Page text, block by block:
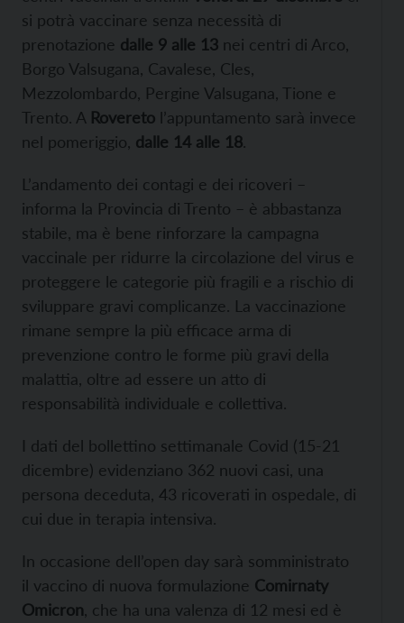
si potrà vaccinare senza necessità di
prenotazione dalle 9 alle 13 nei centri di Arco,
Borgo Valsugana, Cavalese, Cles,
Mezzolombardo, Pergine Valsugana, Tione e
Trento. A Rovereto l’appuntamento sarà invece
nel pomeriggio, dalle 14 alle 18.
L’andamento dei contagi e dei ricoveri –
informa la Provincia di Trento – è abbastanza
stabile, ma è bene rinforzare la campagna
vaccinale per ridurre la circolazione del virus e
proteggere le categorie più fragili e a rischio di
sviluppare gravi complicanze. La vaccinazione
rimane sempre la più efficace arma di
prevenzione contro le forme più gravi della
malattia, oltre ad essere un atto di
responsabilità individuale e collettiva.
I dati del bollettino settimanale Covid (15-21
dicembre) evidenziano 362 nuovi casi, una
persona deceduta, 43 ricoverati in ospedale, di
cui due in terapia intensiva.
In occasione dell’open day sarà somministrato
il vaccino di nuova formulazione Comirnaty
Omicron , che ha una valenza di 12 mesi ed è